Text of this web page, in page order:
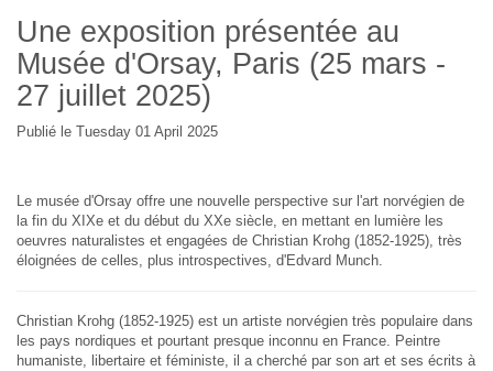
Une exposition présentée au
Musée d'Orsay, Paris (25 mars -
27 juillet 2025)
Publié le Tuesday 01 April 2025
Le musée d'Orsay offre une nouvelle perspective sur l'art norvégien de
la fin du XIXe et du début du XXe siècle, en mettant en lumière les
oeuvres naturalistes et engagées de Christian Krohg (1852-1925), très
éloignées de celles, plus introspectives, d'Edvard Munch.
Christian Krohg (1852-1925) est un artiste norvégien très populaire dans
les pays nordiques et pourtant presque inconnu en France. Peintre
humaniste, libertaire et féministe, il a cherché par son art et ses écrits à